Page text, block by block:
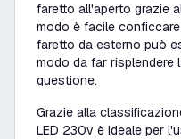
faretto all'aperto grazie
modo è facile
faretto da esterno può
modo da far risplendere
questione.
Grazie alla
LED 230v è ideale per